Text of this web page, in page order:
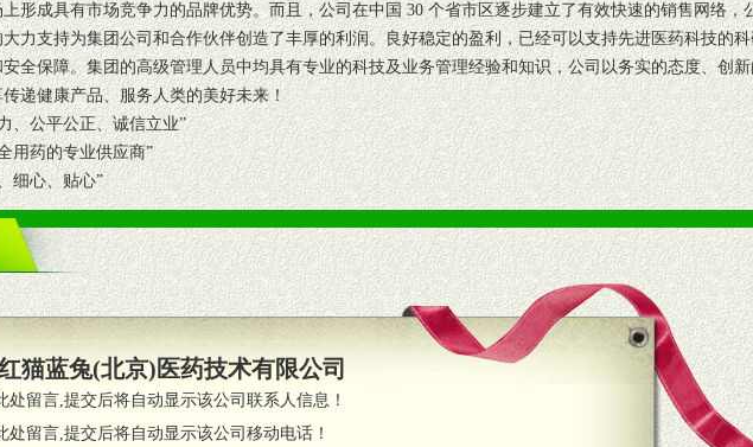
形成具有市场竞争力的品牌优势。而且，公司在中国 30 个省市区逐步建立了有效快速的销售网络，
力支持为集团公司和合作伙伴创造了丰厚的利润。良好稳定的盈利，已经可以支持先进医药科技的
全保障。集团的高级管理人员中均具有专业的科技及业务管理经验和知识，公司以务实的态度、创
递健康产品、服务人类的美好未来！
公平公正、诚信立业”
药的专业供应商”
细心、贴心”
猫蓝兔(北京)医药技术有限公司
处留言,提交后将自动显示该公司联系人信息！
处留言,提交后将自动显示该公司移动电话！